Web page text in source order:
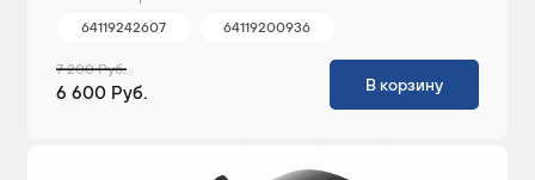
64119242607 64119200936
7 200 Руб.
6 600 Руб. В корзину